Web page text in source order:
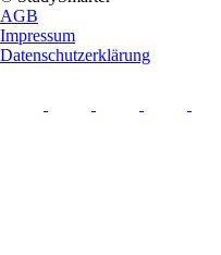
AGB
Impressum
Datenschutzerklärung